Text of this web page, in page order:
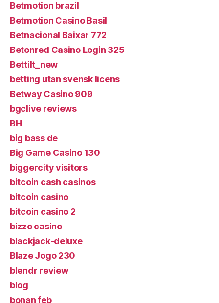
Betmotion brazil
Betmotion Casino Basil
Betnacional Baixar 772
Betonred Casino Login 325
Bettilt_new
betting utan svensk licens
Betway Casino 909
bgclive reviews
BH
big bass de
Big Game Casino 130
biggercity visitors
bitcoin cash casinos
bitcoin casino
bitcoin casino 2
bizzo casino
blackjack-deluxe
Blaze Jogo 230
blendr review
blog
bonan feb